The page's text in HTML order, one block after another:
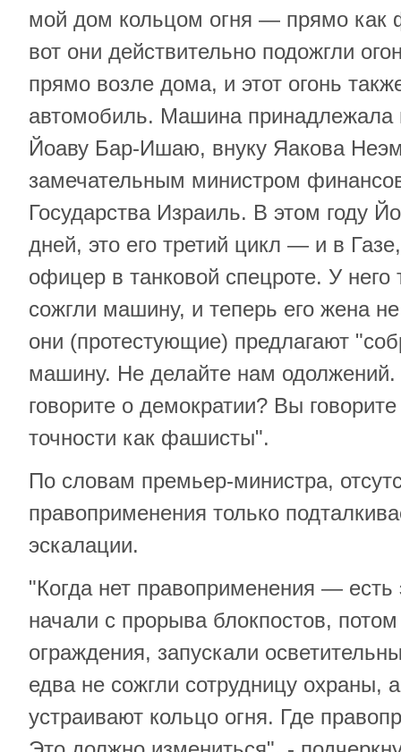
мой дом кольцом огня — прямо как
вот они действительно подожгли
прямо возле дома, и этот огонь
автомобиль. Машина принадлежала
Йоаву Бар-Ишаю, внуку Яакова
замечательным министром
Государства Израиль. В этом году
дней, это его третий цикл — и в
офицер в танковой спецроте. У
сожгли машину, и теперь его жена
они (протестующие) предлагают
машину. Не делайте нам
говорите о демократии? Вы
точности как фашисты".
По словам премьер-министра,
правоприменения только
эскалации.
"Когда нет правоприменения —
начали с прорыва блокпостов,
ограждения, запускали
едва не сожгли сотрудницу охраны,
устраивают кольцо огня. Где